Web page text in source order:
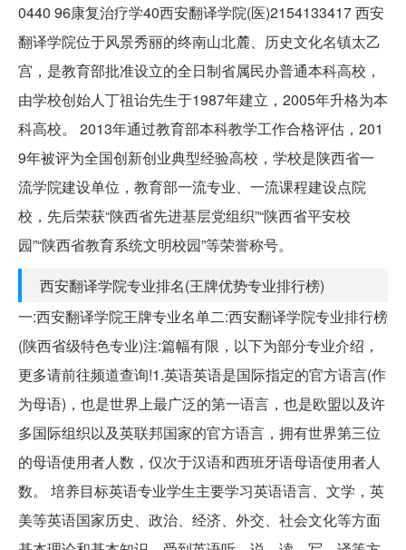
0440 96康复治疗学40西安翻译学院(医)2154133417 西安
翻译学院位于风景秀丽的终南山北麓、历史文化名镇太乙
宫，是教育部批准设立的全日制省属民办普通本科高校，
由学校创始人丁祖诒先生于1987年建立，2005年升格为本
科高校。 2013年通过教育部本科教学工作合格评估，201
9年被评为全国创新创业典型经验高校，学校是陕西省一
流学院建设单位，教育部一流专业、一流课程建设点院
校，先后荣获“陕西省先进基层党组织”“陕西省平安校
园”“陕西省教育系统文明校园”等荣誉称号。
西安翻译学院专业排名(王牌优势专业排行榜)
一:西安翻译学院王牌专业名单二:西安翻译学院专业排行榜
(陕西省级特色专业)注:篇幅有限，以下为部分专业介绍，
更多请前往频道查询!1.英语英语是国际指定的官方语言(作
为母语)，也是世界上最广泛的第一语言，也是欧盟以及许
多国际组织以及英联邦国家的官方语言，拥有世界第三位
的母语使用者人数，仅次于汉语和西班牙语母语使用者人
数。 培养目标英语专业学生主要学习英语语言、文学，英
美等英语国家历史、政治、经济、外交、社会文化等方面